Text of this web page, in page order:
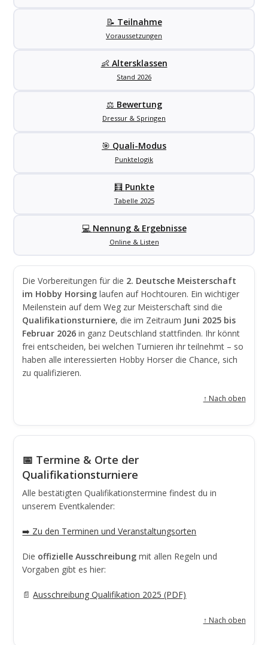
📝 Teilnahme
Voraussetzungen
👶 Altersklassen
Stand 2026
⚖️ Bewertung
Dressur & Springen
🎯 Quali-Modus
Punktelogik
🧮 Punkte
Tabelle 2025
💻 Nennung & Ergebnisse
Online & Listen
Die Vorbereitungen für die 2. Deutsche Meisterschaft
im Hobby Horsing laufen auf Hochtouren. Ein wichtiger
Meilenstein auf dem Weg zur Meisterschaft sind die
Qualifikationsturniere, die im Zeitraum Juni 2025 bis
Februar 2026 in ganz Deutschland stattfinden. Ihr könnt
frei entscheiden, bei welchen Turnieren ihr teilnehmt – so
haben alle interessierten Hobby Horser die Chance, sich
zu qualifizieren.
↑ Nach oben
📅 Termine & Orte der
Qualifikationsturniere
Alle bestätigten Qualifikationstermine findest du in
unserem Eventkalender:
➡️ Zu den Terminen und Veranstaltungsorten
Die offizielle Ausschreibung mit allen Regeln und
Vorgaben gibt es hier:
📄Ausschreibung Qualifikation 2025 (PDF)
↑ Nach oben